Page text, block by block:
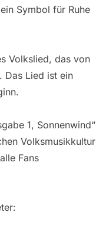
Symbol für Ruhe
Volkslied, das von
Das Lied ist ein
1, Sonnenwind“
Volksmusikkultur
Fans